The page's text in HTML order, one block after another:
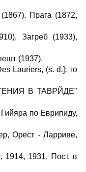
Прага (1872,
Загреб (1933),
(1937).
Lauriers, (s. d.]; то
В ТАВРЙДЕ"
по Еврипиду,
Орест - Ларриве,
1914, 1931. Пост. в